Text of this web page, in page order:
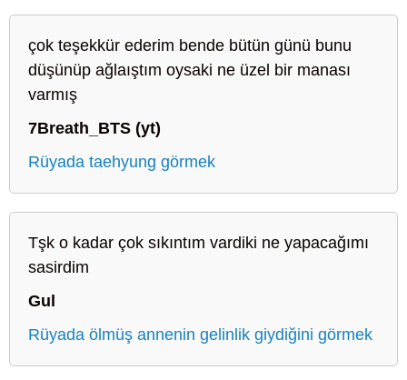
çok teşekkür ederim bende bütün günü bunu
düşünüp ağlaıştım oysaki ne üzel bir manası
varmış
7Breath_BTS (yt)
Rüyada taehyung görmek
Tşk o kadar çok sıkıntım vardiki ne yapacağımı
sasirdim
Gul
Rüyada ölmüş annenin gelinlik giydiğini görmek